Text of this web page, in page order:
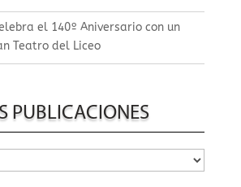
el 140º Aniversario con un
Teatro del Liceo
PUBLICACIONES